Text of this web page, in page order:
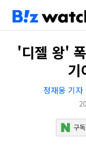
'디젤 왕'
기
정재웅 기자